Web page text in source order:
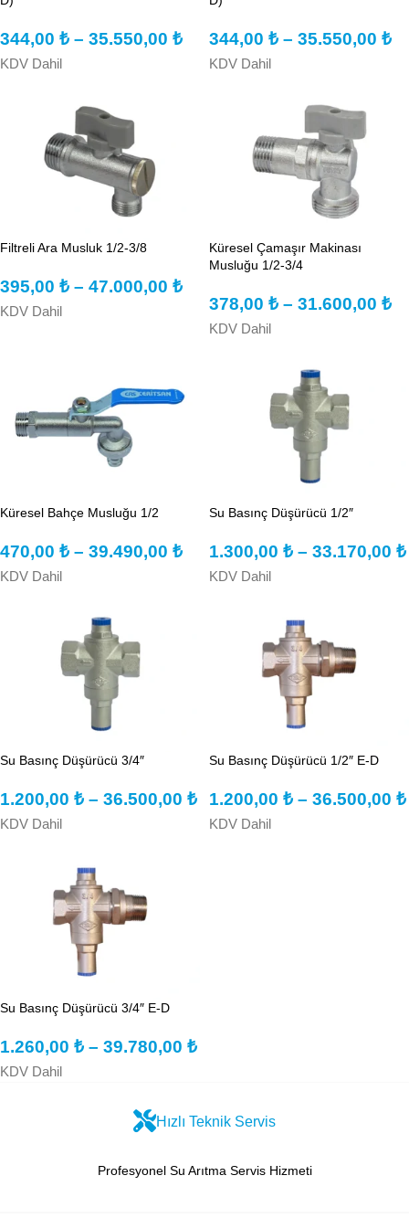
344,00 ₺ – 35.550,00 ₺
KDV Dahil
344,00 ₺ – 35.550,00 ₺
KDV Dahil
Filtreli Ara Musluk 1/2-3/8
395,00 ₺ – 47.000,00 ₺
KDV Dahil
Küresel Çamaşır Makinası
Musluğu 1/2-3/4
378,00 ₺ – 31.600,00 ₺
KDV Dahil
Küresel Bahçe Musluğu 1/2
470,00 ₺ – 39.490,00 ₺
KDV Dahil
Su Basınç Düşürücü 1/2″
1.300,00 ₺ – 33.170,00 ₺
KDV Dahil
Su Basınç Düşürücü 3/4″
1.200,00 ₺ – 36.500,00 ₺
KDV Dahil
Su Basınç Düşürücü 1/2″ E-D
1.200,00 ₺ – 36.500,00 ₺
KDV Dahil
Su Basınç Düşürücü 3/4″ E-D
1.260,00 ₺ – 39.780,00 ₺
KDV Dahil
Hızlı Teknik Servis
Profesyonel Su Arıtma Servis Hizmeti